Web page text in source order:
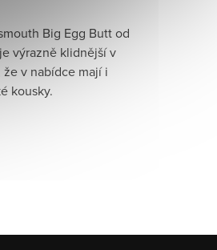
Big Egg Butt od
výrazně klidnější v
v nabídce mají i
kousky.